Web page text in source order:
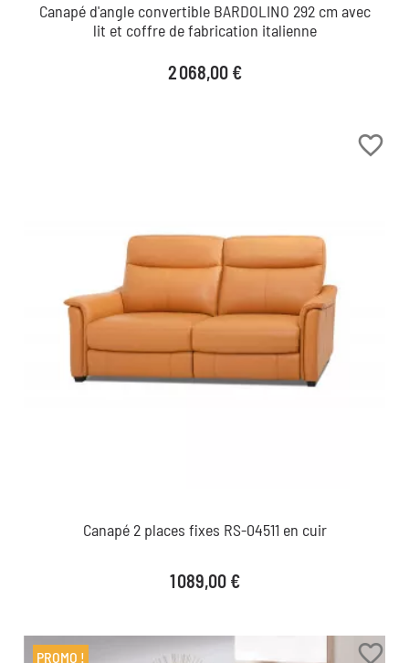
Canapé d'angle convertible BARDOLINO 292 cm avec
lit et coffre de fabrication italienne
Prix
2 068,00 €
favorite_border
Canapé 2 places fixes RS-04511 en cuir
Prix
1 089,00 €
favorite_border
PROMO !